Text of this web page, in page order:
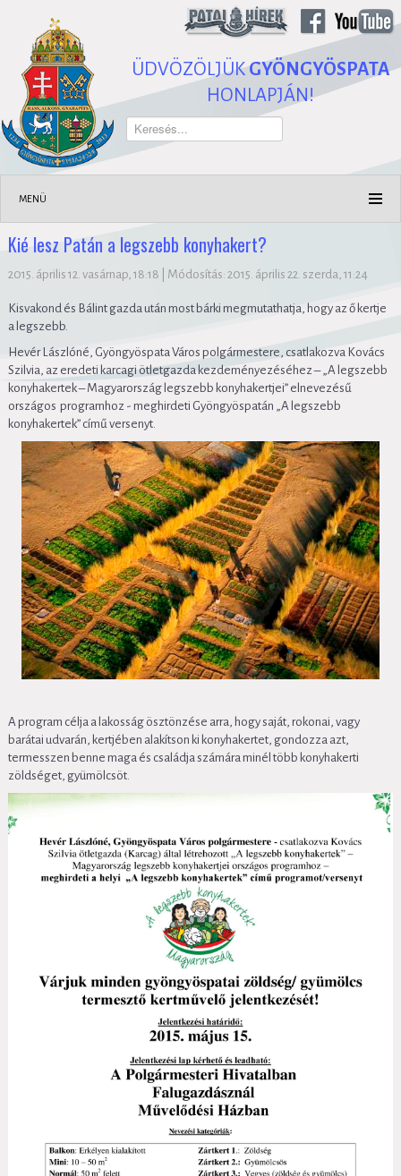
ÜDVÖZÖLJÜKGYÖNGYÖSPATA
HONLAPJÁN!
Keresés...
MENÜ
Kié lesz Patán a legszebb konyhakert?
2015. április 12. vasárnap, 18:18 Módosítás: 2015. április 22. szerda, 11:24
Kisvakond és Bálint gazda után most bárki megmutathatja, hogy az ő kertje
a legszebb.
Hevér Lászlóné, Gyöngyöspata Város polgármestere, csatlakozva Kovács
Szilvia, az eredeti karcagi ötletgazda kezdeményezéséhez – „A legszebb
konyhakertek – Magyarország legszebb konyhakertjei” elnevezésű
országos programhoz - meghirdeti Gyöngyöspatán „A legszebb
konyhakertek” című versenyt.
A program célja a lakosság ösztönzése arra, hogy saját, rokonai, vagy
barátai udvarán, kertjében alakítson ki konyhakertet, gondozza azt,
termesszen benne maga és családja számára minél több konyhakerti
zöldséget, gyümölcsöt.